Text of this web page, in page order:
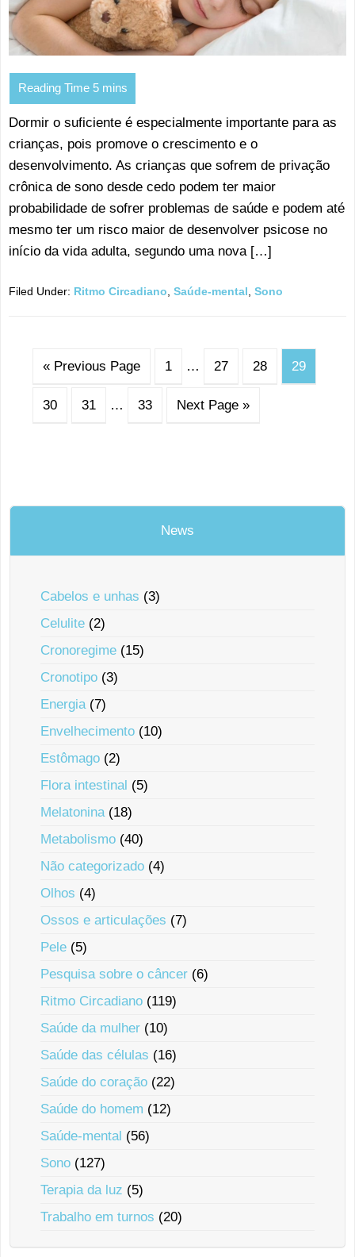
Dormir o suficiente é especialmente importante para as
crianças, pois promove o crescimento e o
desenvolvimento. As crianças que sofrem de privação
crônica de sono desde cedo podem ter maior
probabilidade de sofrer problemas de saúde e podem até
mesmo ter um risco maior de desenvolver psicose no
início da vida adulta, segundo uma nova […]
Filed Under: Ritmo Circadiano Saúde-mental Sono
« Previous Page 1 … 27 28 29
30 31 … 33 Next Page »
News
Cabelos e unhas (3)
Celulite (2)
Cronoregime (15)
Cronotipo (3)
Energia (7)
Envelhecimento (10)
Estômago (2)
Flora intestinal (5)
Melatonina (18)
Metabolismo (40)
Não categorizado (4)
Olhos (4)
Ossos e articulações (7)
Pele (5)
Pesquisa sobre o câncer (6)
Ritmo Circadiano (119)
Saúde da mulher (10)
Saúde das células (16)
Saúde do coração (22)
Saúde do homem (12)
Saúde-mental (56)
Sono (127)
Terapia da luz (5)
Trabalho em turnos (20)